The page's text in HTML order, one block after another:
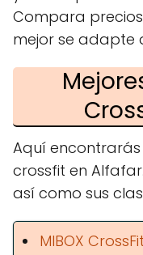
Compara
mejor se adapte
Aquí
crossfit en
así como sus
MIBOX CrossFit